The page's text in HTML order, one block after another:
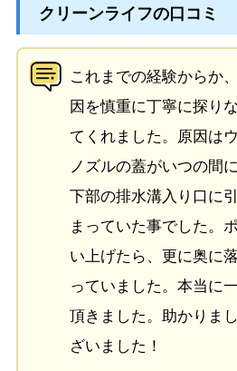
クリーンライフの口コミ
これまでの経験からか
因を慎重に丁寧に探り
てくれました。原因は
ノズルの蓋がいつの間
下部の排水溝入り口に
まっていた事でした。
い上げたら、更に奥に
っていました。本当に
頂きました。助かりま
ざいました！